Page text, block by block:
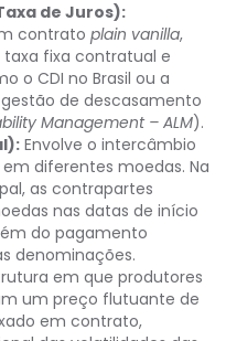
de Juros):
contrato plain vanilla,
fixa contratual e
o CDI no Brasil ou a
de descasamento
Management – ALM).
Envolve o intercâmbio
diferentes moedas. Na
as contrapartes
nas datas de início
do pagamento
denominações.
em que produtores
um preço flutuante de
em contrato,